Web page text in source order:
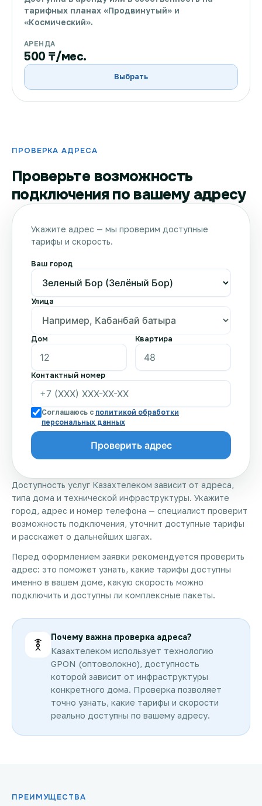
тарифных планах «Продвинутый» и
«Космический».
АРЕНДА
500 ₸/мес.
Выбрать
ПРОВЕРКА АДРЕСА
Проверьте возможность
подключения по вашему адресу
Доступность услуг Казахтелеком зависит от адреса,
типа дома и технической инфраструктуры. Укажите
город, адрес и номер телефона — специалист проверит
возможность подключения, уточнит доступные тарифы
и расскажет о дальнейших шагах.
Перед оформлением заявки рекомендуется проверить
адрес: это поможет узнать, какие тарифы доступны
именно в вашем доме, какую скорость можно
подключить и доступны ли комплексные пакеты.
Почему важна проверка адреса?
Казахтелеком использует технологию
GPON (оптоволокно), доступность
которой зависит от инфраструктуры
конкретного дома. Проверка позволяет
точно узнать, какие тарифы и скорости
реально доступны по вашему адресу.
Укажите адрес — мы проверим доступные
тарифы и скорость.
Ваш город
Улица
Дом Квартира
Контактный номер
Соглашаюсь с политикой обработки
персональных данных
ПРЕИМУЩЕСТВА